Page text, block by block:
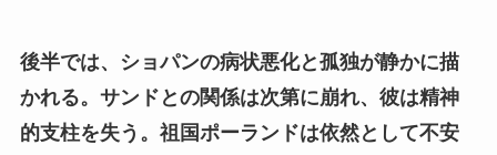
後半では、ショパンの病状悪化と孤独が静かに描
かれる。サンドとの関係は次第に崩れ、彼は精神
的支柱を失う。祖国ポーランドは依然として不安